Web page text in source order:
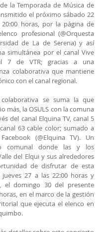
la Temporada de Música de
el próximo sábado 22
horas, por la página de
profesional (@Orquesta
de La de Serena) y así
simultánea por el canal Vive
7 de VTR; gracias a una
colaborativa que mantiene
con el canal regional.
se suma la que
más, la OSULS con la comuna
del canal Elquina TV, canal 5
63 cable color; sumado a
(@Elquina TV). Un
comunal donde las y los
del Elqui y sus alrededores
de disfrutar de esta
jueves 27 a las 22:00 horas y
el domingo 30 del presente
en el marco de la gestión
que ejecuta el elenco en